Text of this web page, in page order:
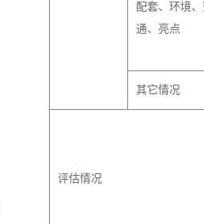
配套、环境
通、亮点
其它情况
评估情况